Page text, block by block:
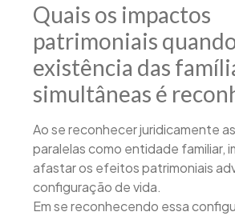
Quais os impactos
patrimoniais
existência das
simultâneas é
Ao se reconhecer juridicamente
paralelas como entidade familiar,
afastar os efeitos patrimoniais
configuração de vida.
Em se reconhecendo essa